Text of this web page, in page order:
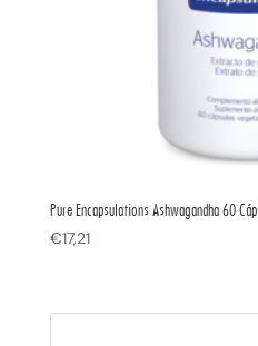
Pure Encapsulations Ashwagandha 60
€17,21